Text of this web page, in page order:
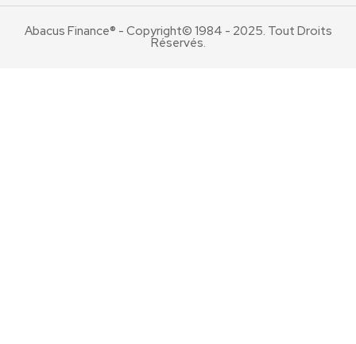
Abacus Finance® - Copyright© 1984 - 2025. Tout Droits
Réservés.